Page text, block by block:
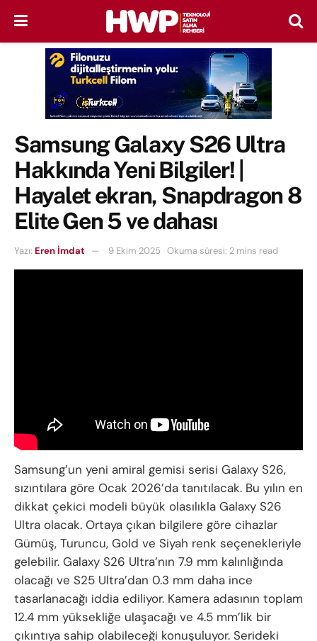
Samsung Galaxy S26 Ultra
Hakkında Yeni Bilgiler! |
Hayalet ekran, Snapdragon 8
Elite Gen 5 ve dahası
Yazı: Eren İmdat 9 Ekim 2025 Okuma süresi: 2 mins read
Samsung’un yeni amiral gemisi serisi Galaxy S26,
sızıntılara göre Ocak 2026’da tanıtılacak. Bu yılın en
dikkat çekici modeli büyük olasılıkla Galaxy S26
Ultra olacak. Ortaya çıkan bilgilere göre cihazlar
Gümüş, Turuncu, Gold ve Siyah renk seçenekleriyle
gelebilir. Galaxy S26 Ultra’nın 7.9 mm kalınlığında
olacağı ve S25 Ultra’dan 0.3 mm daha ince
tasarlanacağı iddia ediliyor. Kamera adasının toplam
12.4 mm yüksekliğe ulaşacağı ve 4.5 mm’lik bir
çıkıntıya sahip olabileceği konuşuluyor. Serideki